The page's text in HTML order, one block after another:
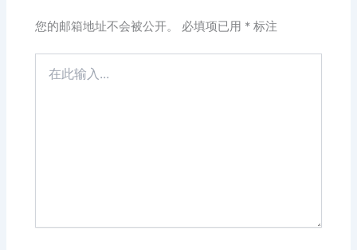
您的邮箱地址不会被公开。 必填项已用 * 标注